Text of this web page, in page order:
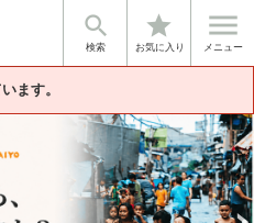

検索
star
お気に入り

メニュー
ます。
団体情報